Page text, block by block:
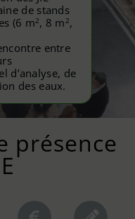
de stands
(6 m2, 8 m2,
entre
d’analyse, de
des eaux.
présence